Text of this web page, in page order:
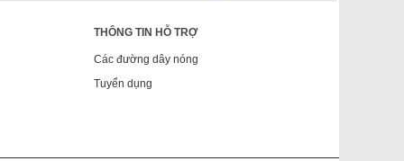
THÔNG TIN HỖ TRỢ
Các đường dây nóng
Tuyển dụng